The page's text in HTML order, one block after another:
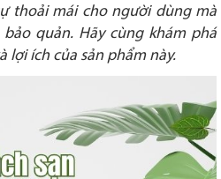
thoải mái cho người dùng mà
quản. Hãy cùng khám phá
lợi ích của sản phẩm này.